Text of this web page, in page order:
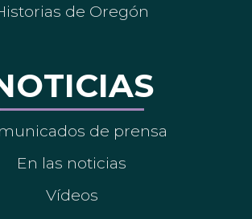
de Oregón
de prensa
En las noticias
Vídeos